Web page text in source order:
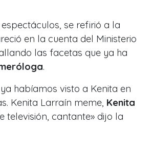
se refirió a la
en la cuenta del Ministerio
las facetas que ya ha
.
habíamos visto a Kenita en
Kenita Larraín meme, Kenita
televisión, cantante» dijo la